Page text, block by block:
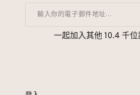
一起加入其他 10.4 千